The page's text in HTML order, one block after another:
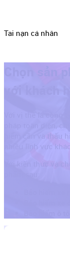
Tai nạn cá nhân
Chọn sản
Với vị thế là công
pháp toàn diện,
hiểm cần và thấu
nhiều lĩnh vực
Với kiến thức và